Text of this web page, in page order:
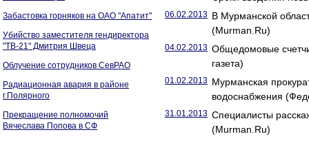
Забастовка горняков на ОАО "Апатит"
Убийство заместителя гендиректора
"ТВ-21" Дмитрия Швеца
Облучение сотрудников СевРАО
Радиационная авария в районе
г.Полярного
Прекращение полномочий
Вячеслава Попова в СФ
06.02.2013 В Мурманской
(Murman.Ru)
04.02.2013 Общедомовые
газета)
01.02.2013 Мурманская
водоснабжения
31.01.2013 Специалисты
(Murman.Ru)